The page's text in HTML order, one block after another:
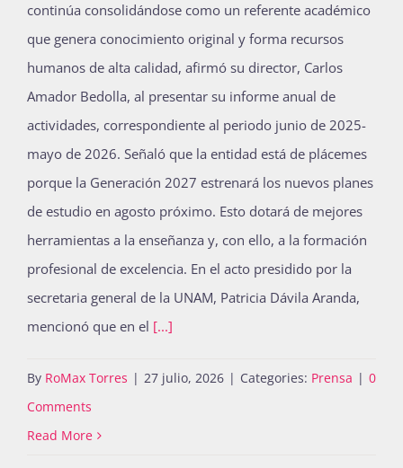
continúa consolidándose como un referente académico
que genera conocimiento original y forma recursos
humanos de alta calidad, afirmó su director, Carlos
Amador Bedolla, al presentar su informe anual de
actividades, correspondiente al periodo junio de 2025-
mayo de 2026. Señaló que la entidad está de plácemes
porque la Generación 2027 estrenará los nuevos planes
de estudio en agosto próximo. Esto dotará de mejores
herramientas a la enseñanza y, con ello, a la formación
profesional de excelencia. En el acto presidido por la
secretaria general de la UNAM, Patricia Dávila Aranda,
mencionó que en el [...]
By RoMax Torres | 27 julio, 2026 | Categories: Prensa | 0
Comments
Read More